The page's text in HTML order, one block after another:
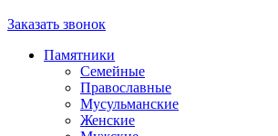
Заказать звонок
Памятники
Семейные
Православные
Мусульманские
Женские